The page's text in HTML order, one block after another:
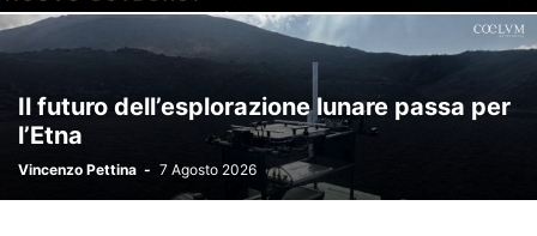
Il futuro dell’esplorazione lunare passa per
l’Etna
Vincenzo Pettina - 7 Agosto 2026